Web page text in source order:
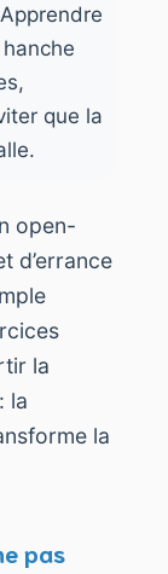
Apprendre
que la
open-
d’errance
la
la
la
pas